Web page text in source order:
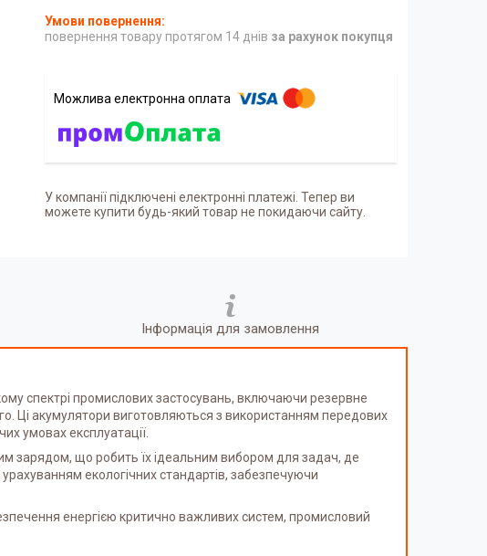
повернення товару протягом 14 днів за рахунок покупця
У компанії підключені електронні платежі. Тепер ви
можете купити будь-який товар не покидаючи сайту.
Інформація для замовлення
спектрі промислових застосувань, включаючи резервне
Ці акумулятори виготовляються з використанням передових
умовах експлуатації.
зарядом, що робить їх ідеальним вибором для задач, де
екологічних стандартів, забезпечуючи
енергією критично важливих систем, промисловий